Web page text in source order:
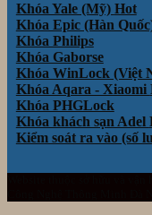
Khóa Yale (Mỹ)
Khóa Epic (Hàn
Khóa Philips
Khóa Gaborse
Khóa WinLock (Việt
Khóa Aqara - Xiaomi
Khóa PHGLock
Khóa khách sạn Adel
Kiểm soát ra vào (số